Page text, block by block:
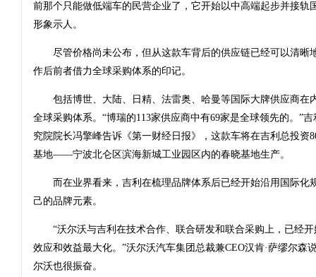
前那个只能做低端车的民营企业了，它开始以中高端起步并接轨
形象示人。
尽管价格尚未公布，但从这款车背后的供应链已经可以清晰
作后前者借力全球采购体系的印记。
包括博世、大陆、日精、法雷奥、哈曼等国际大牌供应商在
全球采购体系。“博瑞的113家供应商中有69家是全球领先的。”
究院院长冯擎峰告诉《第一财经日报》，这款车将在吉利总投资
基地——宁波北仑区滨海新城工业园区内的春晓基地生产。
而在业界看来，吉利在梳理品牌体系后已经开始沿用国际化
己的品牌元素。
“沃尔沃与吉利在技术合作、联合研发和联合采购上，已经开
效应和效益最大化。”沃尔沃汽车集团总裁兼CEO汉肯·萨缪尔森
尔沃也很振奋。